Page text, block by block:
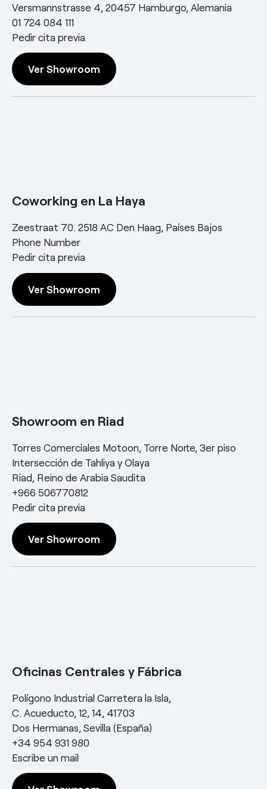
Versmannstrasse 4, 20457 Hamburgo, Alemania
01 724 084 111
Pedir cita previa
Ver Showroom
Coworking en La Haya
Zeestraat 70. 2518 AC Den Haag, Países Bajos
Phone Number
Pedir cita previa
Ver Showroom
Showroom en Riad
Torres Comerciales Motoon, Torre Norte, 3er piso
Intersección de Tahliya y Olaya
Riad, Reino de Arabia Saudita
+966 506770812
Pedir cita previa
Ver Showroom
Oficinas Centrales y Fábrica
Polígono Industrial Carretera la Isla,
C. Acueducto, 12, 14, 41703
Dos Hermanas, Sevilla (España)
+34 954 931 980
Escribe un mail